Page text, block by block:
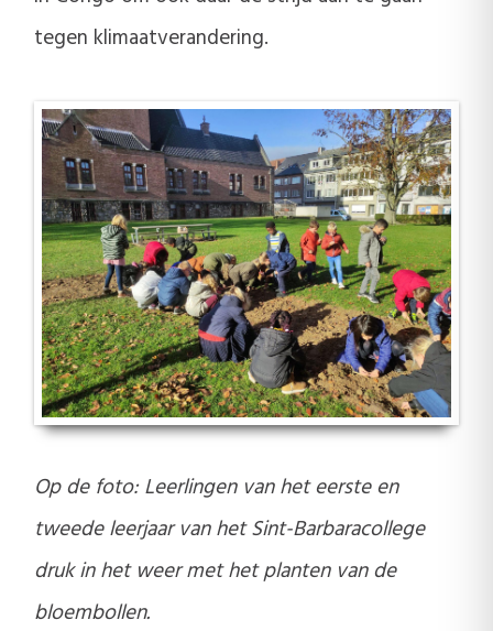
tegen klimaatverandering.
Op de foto: Leerlingen van het eerste en
tweede leerjaar van het Sint-Barbaracollege
druk in het weer met het planten van de
bloembollen.